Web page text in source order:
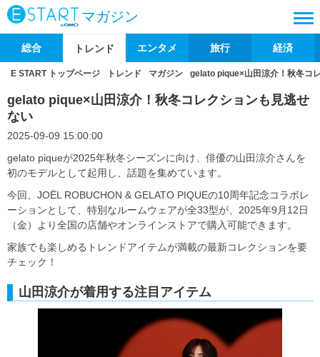
マガジン
総合 トレンド エンタメ 旅行 経済
E START トップページ トレンド マガジン gelato pique×山田涼介！秋冬コ
gelato pique×山田涼介！秋冬コレクションも見逃せ
ない
2025-09-09 15:00:00
gelato piqueが2025年秋冬シーズンに向け、俳優の山田涼介さんを
初のモデルとして起用し、話題を集めています。
今回、JOËL ROBUCHON & GELATO PIQUEの10周年記念コラボレ
ーションとして、特別なルームウェアが全33型が、2025年9月12日
（金）より全国の店舗やオンラインストアで購入可能できます。
家族でも楽しめるトレンドアイテムが満載の最新コレクションを要
チェック！
山田涼介が着用する注目アイテム